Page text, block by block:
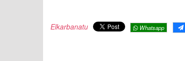
Elkarbanatu Whatsapp